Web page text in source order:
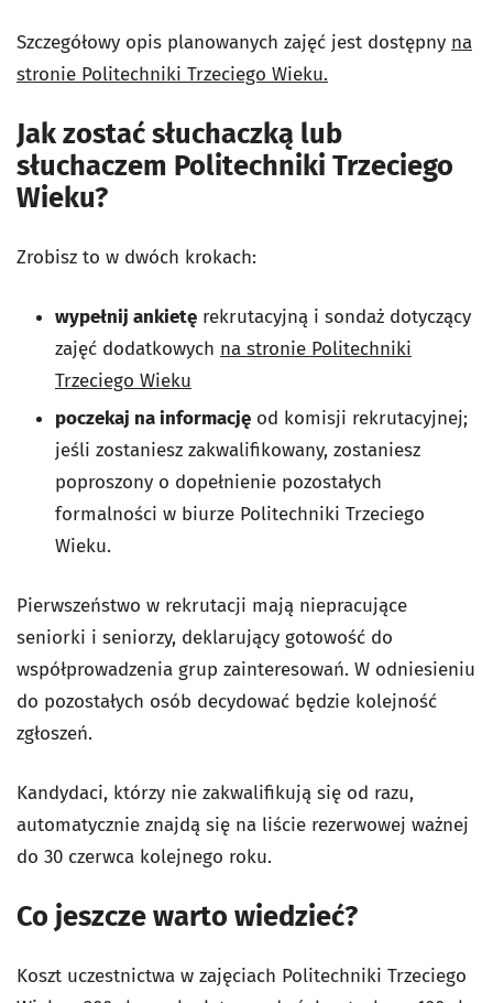
Szczegółowy opis planowanych zajęć jest dostępny na
stronie Politechniki Trzeciego Wieku.
Jak zostać słuchaczką lub
słuchaczem Politechniki Trzeciego
Wieku?
Zrobisz to w dwóch krokach:
wypełnij ankietę rekrutacyjną i sondaż dotyczący
zajęć dodatkowych na stronie Politechniki
Trzeciego Wieku
poczekaj na informację od komisji rekrutacyjnej;
jeśli zostaniesz zakwalifikowany, zostaniesz
poproszony o dopełnienie pozostałych
formalności w biurze Politechniki Trzeciego
Wieku.
Pierwszeństwo w rekrutacji mają niepracujące
seniorki i seniorzy, deklarujący gotowość do
współprowadzenia grup zainteresowań. W odniesieniu
do pozostałych osób decydować będzie kolejność
zgłoszeń.
Kandydaci, którzy nie zakwalifikują się od razu,
automatycznie znajdą się na liście rezerwowej ważnej
do 30 czerwca kolejnego roku.
Co jeszcze warto wiedzieć?
Koszt uczestnictwa w zajęciach Politechniki Trzeciego